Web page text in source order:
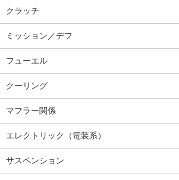
クラッチ
ミッション／デフ
フューエル
クーリング
マフラー関係
エレクトリック（電装系）
サスペンション